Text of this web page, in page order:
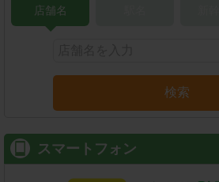
店舗名
検索
スマートフォン